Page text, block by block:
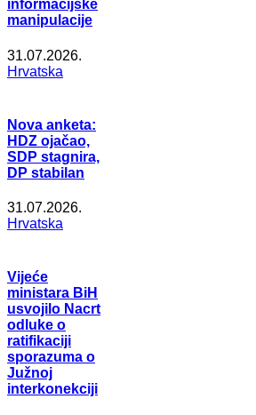
informacijske
manipulacije
31.07.2026.
Hrvatska
Nova anketa:
HDZ ojačao,
SDP stagnira,
DP stabilan
31.07.2026.
Hrvatska
Vijeće
ministara BiH
usvojilo Nacrt
odluke o
ratifikaciji
sporazuma o
Južnoj
interkonekciji